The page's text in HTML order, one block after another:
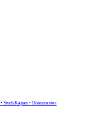
Studi/Kajian • Dokumenter